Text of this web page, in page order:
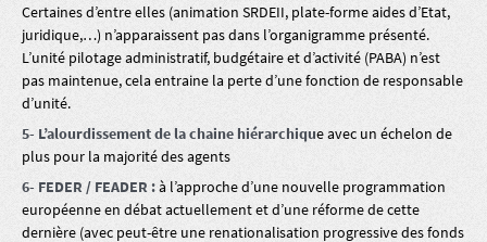
Certaines d’entre elles (animation SRDEII, plate-forme aides d’Etat,
juridique,…) n’apparaissent pas dans l’organigramme présenté.
L’unité pilotage administratif, budgétaire et d’activité (PABA) n’est
pas maintenue, cela entraine la perte d’une fonction de responsable
d’unité.
5- L’alourdissement de la chaine hiérarchique avec un échelon de
plus pour la majorité des agents
6- FEDER / FEADER :à l’approche d’une nouvelle programmation
européenne en débat actuellement et d’une réforme de cette
dernière (avec peut-être une renationalisation progressive des fonds